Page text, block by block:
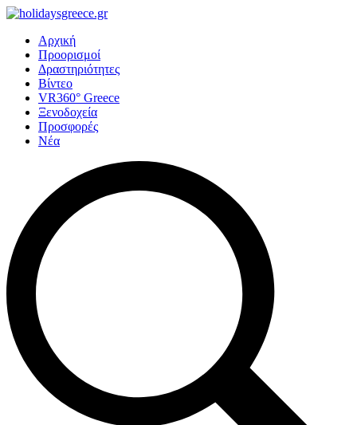
Αρχική
Προορισμοί
Δραστηριότητες
Βίντεο
VR360° Greece
Ξενοδοχεία
Προσφορές
Νέα